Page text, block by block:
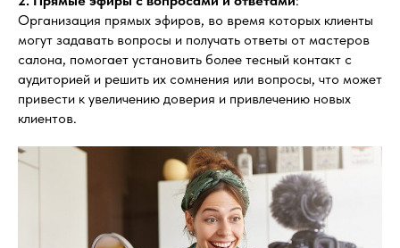
Организация прямых эфиров, во время которых клиенты
могут задавать вопросы и получать ответы от мастеров
салона, помогает установить более тесный контакт с
аудиторией и решить их сомнения или вопросы, что может
привести к увеличению доверия и привлечению новых
клиентов.